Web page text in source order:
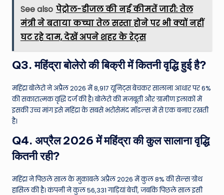
See also पेट्रोल-डीजल की नई कीमतें जारी: तेल
मंत्री ने बताया कच्चा तेल सस्ता होने पर भी क्यों नहीं
घट रहे दाम, देखें अपने शहर के रेट्स
Q3. महिंद्रा बोलेरो की बिक्री में कितनी वृद्धि हुई है?
महिंद्रा बोलेरो ने अप्रैल 2026 में 8,917 यूनिट्स बेचकर सालाना आधार पर 6%
की सकारात्मक वृद्धि दर्ज की है। बोलेरो की मजबूती और ग्रामीण इलाकों में
इसकी उच्च मांग इसे महिंद्रा के सबसे भरोसेमंद मॉडल्स में से एक बनाए रखती
है।
Q4. अप्रैल 2026 में महिंद्रा की कुल सालाना वृद्धि
कितनी रही?
महिंद्रा ने पिछले साल के मुकाबले अप्रैल 2026 में कुल 8% की सेल्स ग्रोथ
हासिल की है। कंपनी ने कुल 56,331 गाड़ियां बेचीं, जबकि पिछले साल इसी